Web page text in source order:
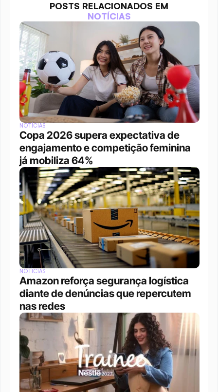
POSTS RELACIONADOS EM
NOTÍCIAS
NOTÍCIAS
Copa 2026 supera expectativa de
engajamento e competição feminina
já mobiliza 64%
NOTÍCIAS
Amazon reforça segurança logística
diante de denúncias que repercutem
nas redes